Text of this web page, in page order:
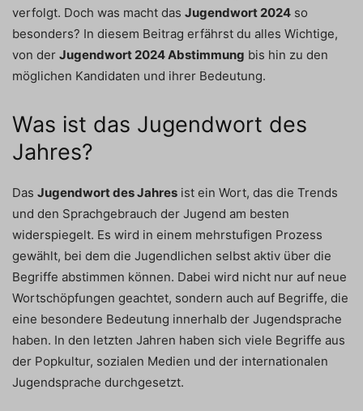
verfolgt. Doch was macht das Jugendwort 2024 so
besonders? In diesem Beitrag erfährst du alles Wichtige,
von der Jugendwort 2024 Abstimmung bis hin zu den
möglichen Kandidaten und ihrer Bedeutung.
Was ist das Jugendwort des
Jahres?
Das Jugendwort des Jahres ist ein Wort, das die Trends
und den Sprachgebrauch der Jugend am besten
widerspiegelt. Es wird in einem mehrstufigen Prozess
gewählt, bei dem die Jugendlichen selbst aktiv über die
Begriffe abstimmen können. Dabei wird nicht nur auf neue
Wortschöpfungen geachtet, sondern auch auf Begriffe, die
eine besondere Bedeutung innerhalb der Jugendsprache
haben. In den letzten Jahren haben sich viele Begriffe aus
der Popkultur, sozialen Medien und der internationalen
Jugendsprache durchgesetzt.